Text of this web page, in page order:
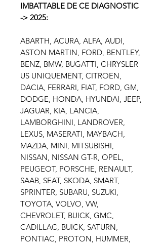
IMBATTABLE DE CE DIAGNOSTIC
-> 2025:
ABARTH, ACURA, ALFA, AUDI,
ASTON MARTIN, FORD, BENTLEY,
BENZ, BMW, BUGATTI, CHRYSLER
US UNIQUEMENT, CITROEN,
DACIA, FERRARI, FIAT, FORD, GM,
DODGE, HONDA, HYUNDAI, JEEP,
JAGUAR, KIA, LANCIA,
LAMBORGHINI, LANDROVER,
LEXUS, MASERATI, MAYBACH,
MAZDA, MINI, MITSUBISHI,
NISSAN, NISSAN GT-R, OPEL,
PEUGEOT, PORSCHE, RENAULT,
SAAB, SEAT, SKODA, SMART,
SPRINTER, SUBARU, SUZUKI,
TOYOTA, VOLVO, VW,
CHEVROLET, BUICK, GMC,
CADILLAC, BUICK, SATURN,
PONTIAC, PROTON, HUMMER,